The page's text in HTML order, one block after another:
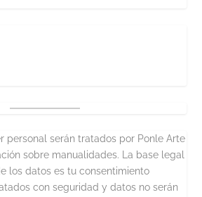
personal serán tratados por Ponle Arte
sobre manualidades. La base legal
los datos es tu consentimiento
con seguridad y datos no serán